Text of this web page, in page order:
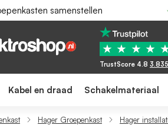
samenstellen
★ ★ ★ ★
TrustScore 4.8
Kabel en draad Schakelmateriaal
Hager Groepenkast Hager
installatieautomaat / 1-polig + nul,